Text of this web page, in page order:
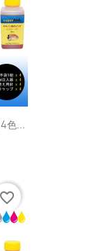
色...
favorite_border